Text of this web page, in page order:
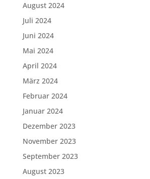
August 2024
Juli 2024
Juni 2024
Mai 2024
April 2024
März 2024
Februar 2024
Januar 2024
Dezember 2023
November 2023
September 2023
August 2023